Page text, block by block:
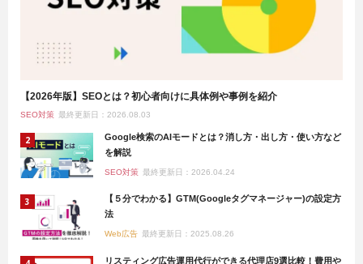
【2026年版】SEOとは？初心者向けに具体例や事例を紹介
SEO対策 最終更新日：2026.08.03
Google検索のAIモードとは？消し方・出し方・使い方など
を解説
SEO対策 最終更新日：2026.04.24
【５分でわかる】GTM(Googleタグマネージャー)の設定方
法
Web広告 最終更新日：2025.08.26
リスティング広告運用代行ができる代理店9選比較！費用や